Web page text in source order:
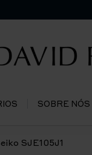
SOBRE NÓS
SJE105J1